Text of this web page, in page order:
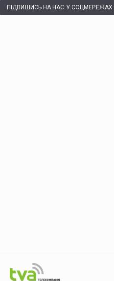
ПІДПИШИСЬ НА НАС У СОЦМЕРЕЖАХ: